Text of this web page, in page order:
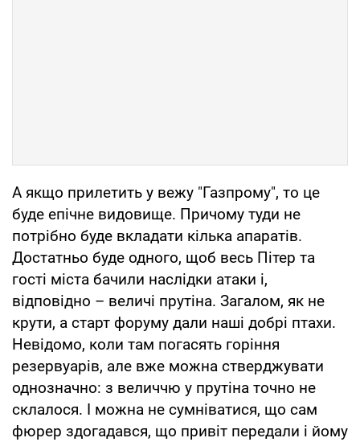
А якщо прилетить у вежу "Газпрому", то це
буде епічне видовище. Причому туди не
потрібно буде вкладати кілька апаратів.
Достатньо буде одного, щоб весь Пітер та
гості міста бачили наслідки атаки і,
відповідно – величі прутіна. Загалом, як не
крути, а старт форуму дали наші добрі птахи.
Невідомо, коли там погасять горіння
резервуарів, але вже можна стверджувати
однозначно: з величчю у прутіна точно не
склалося. І можна не сумніватися, що сам
фюрер здогадався, що привіт передали і йому